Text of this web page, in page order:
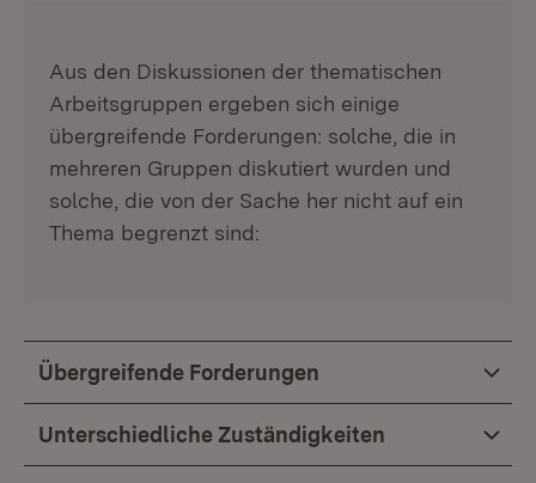
Aus den Diskussionen der thematischen
Arbeitsgruppen ergeben sich einige
übergreifende Forderungen: solche, die in
mehreren Gruppen diskutiert wurden und
solche, die von der Sache her nicht auf ein
Thema begrenzt sind:
Übergreifende Forderungen
Unterschiedliche Zuständigkeiten